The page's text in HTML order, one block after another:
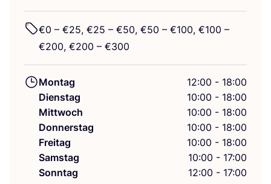
€0 – €25, €25 – €50, €50 – €100, €100 –
€200, €200 – €300
Montag
12:00 - 18:00
Dienstag
10:00 - 18:00
Mittwoch
10:00 - 18:00
Donnerstag
10:00 - 18:00
Freitag
10:00 - 18:00
Samstag
10:00 - 17:00
Sonntag
12:00 - 17:00